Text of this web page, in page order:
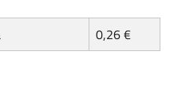
0,26 €